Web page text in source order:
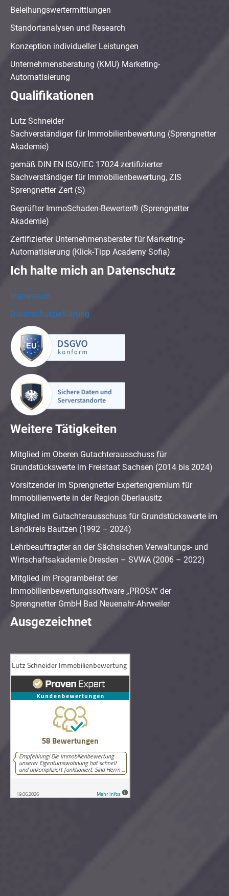
Beleihungswertermittlungen
Standortanalysen und Research
Konzeption individueller Leistungen
Unternehmensberatung (KMU) Marketing-
Automatisierung
Qualifikationen
Lutz Schneider
Sachverständiger für Immobilienbewertung (Sprengnetter
Akademie)
gemäß DIN EN ISO/IEC 17024 zertifizierter
Sachverständiger für Immobilienbewertung, ZIS
Sprengnetter Zert (S)
Geprüfter ImmoSchaden-Bewerter® (Sprengnetter
Akademie)
Zertifizierter Unternehmensberater für Marketing-
Automatisierung (Klick-Tipp Academy Sofia)
Ich halte mich an Datenschutz
Impressum
Datenschutzerklärung
Weitere Tätigkeiten
Mitglied im Oberen Gutachterausschuss für
Grundstückswerte im Freistaat Sachsen (2014 bis 2024)
Vorsitzender im Sprengnetter Expertengremium für
Immobilienwerte in der Region Oberlausitz
Mitglied im Gutachterausschuss für Grundstückswerte im
Landkreis Bautzen (1992 – 2024)
Lehrbeauftragter an der Sächsischen Verwaltungs- und
Wirtschaftsakademie Dresden – SVWA (2006 – 2022)
Mitglied im Programbeirat der
Immobilienbewertungssoftware „PROSA“ der
Sprengnetter GmbH Bad Neuenahr-Ahrweiler
Ausgezeichnet